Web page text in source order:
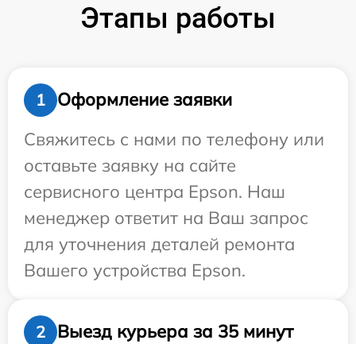
Этапы работы
1
Оформление заявки
Свяжитесь с нами по телефону или
оставьте заявку на сайте
сервисного центра Epson. Наш
менеджер ответит на Ваш запрос
для уточнения деталей ремонта
Вашего устройства Epson.
2
Выезд курьера за 35 минут